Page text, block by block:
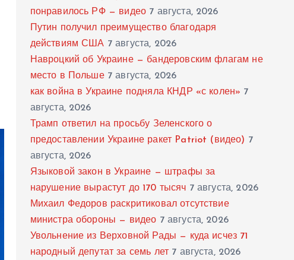
понравилось РФ — видео 7 августа, 2026
Путин получил преимущество благодаря
действиям США 7 августа, 2026
Навроцкий об Украине — бандеровским флагам не
место в Польше 7 августа, 2026
как война в Украине подняла КНДР «с колен» 7
августа, 2026
Трамп ответил на просьбу Зеленского о
предоставлении Украине ракет Patriot (видео) 7
августа, 2026
Языковой закон в Украине — штрафы за
нарушение вырастут до 170 тысяч 7 августа, 2026
Михаил Федоров раскритиковал отсутствие
министра обороны — видео 7 августа, 2026
Увольнение из Верховной Рады — куда исчез 71
народный депутат за семь лет 7 августа, 2026